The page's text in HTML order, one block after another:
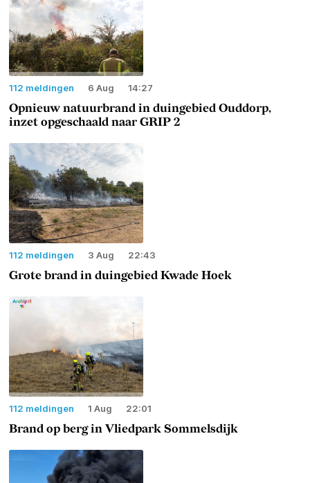
112 meldingen 6 Aug 14:27
Opnieuw natuurbrand in duingebied Ouddorp,
inzet opgeschaald naar GRIP 2
112 meldingen 3 Aug 22:43
Grote brand in duingebied Kwade Hoek
112 meldingen 1 Aug 22:01
Brand op berg in Vliedpark Sommelsdijk